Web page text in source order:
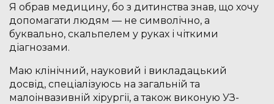
Я обрав медицину, бо з дитинства знав, що хочу
допомагати людям — не символічно, а
буквально, скальпелем у руках і чіткими
діагнозами.
Маю клінічний, науковий і викладацький
досвід, спеціалізуюсь на загальній та
малоінвазивній хірургії, а також виконую УЗ-